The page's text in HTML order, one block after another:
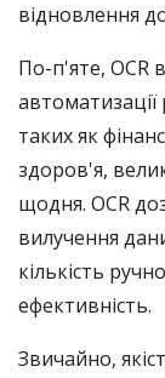
відновлення
По-п'яте, OCR
автоматизації
таких як
здоров'я,
щодня. OCR
вилучення
кількість
ефективність.
Звичайно,